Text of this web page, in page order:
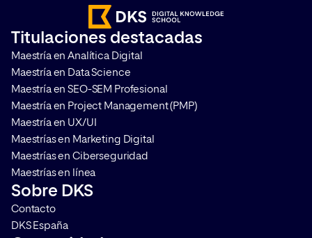
sea imprescindible realizar una
correcta gestión del
consentimiento. Te contamos
qué es Google Consent Mode […]
Titulaciones destacadas
Maestría en Analítica Digital
Maestría en Data Science
Maestría en SEO-SEM Profesional
Maestría en Project Management (PMP)
Maestría en UX/UI
Maestrías en Marketing Digital
Maestrías en Ciberseguridad
Maestrías en línea
Sobre DKS
Contacto
DKS España